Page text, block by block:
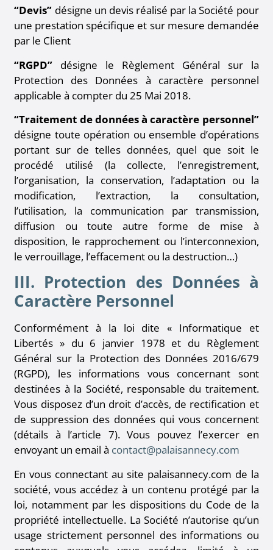
“Devis” désigne un devis réalisé par la Société pour
une prestation spécifique et sur mesure demandée
par le Client
“RGPD” désigne le Règlement Général sur la
Protection des Données à caractère personnel
applicable à compter du 25 Mai 2018.
“Traitement de données à caractère personnel”
désigne toute opération ou ensemble d’opérations
portant sur de telles données, quel que soit le
procédé utilisé (la collecte, l’enregistrement,
l’organisation, la conservation, l’adaptation ou la
modification, l’extraction, la consultation,
l’utilisation, la communication par transmission,
diffusion ou toute autre forme de mise à
disposition, le rapprochement ou l’interconnexion,
le verrouillage, l’effacement ou la destruction…)
III. Protection des Données à
Caractère Personnel
Conformément à la loi dite « Informatique et
Libertés » du 6 janvier 1978 et du Règlement
Général sur la Protection des Données 2016/679
(RGPD), les informations vous concernant sont
destinées à la Société, responsable du traitement.
Vous disposez d’un droit d’accès, de rectification et
de suppression des données qui vous concernent
(détails à l’article 7). Vous pouvez l’exercer en
envoyant un email à contact@palaisannecy.com
En vous connectant au site palaisannecy.com de la
société, vous accédez à un contenu protégé par la
loi, notamment par les dispositions du Code de la
propriété intellectuelle. La Société n’autorise qu’un
usage strictement personnel des informations ou